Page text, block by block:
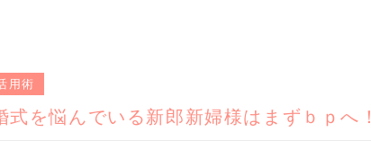
用術
式を悩んでいる新郎新婦様はまずｂｐへ！